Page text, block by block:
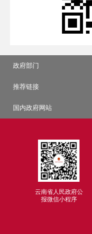
政府部门
推荐链接
国内政府网站
云南省人民政府公
报微信小程序